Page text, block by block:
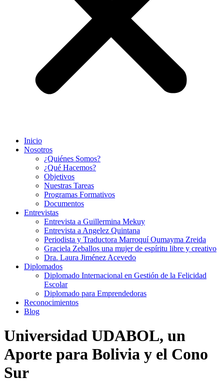
Inicio
Nosotros
¿Quiénes Somos?
¿Qué Hacemos?
Objetivos
Nuestras Tareas
Programas Formativos
Documentos
Entrevistas
Entrevista a Guillermina Mekuy
Entrevista a Angelez Quintana
Periodista y Traductora Marroquí Oumayma Zreida
Graciela Zeballos una mujer de espíritu libre y creativo
Dra. Laura Jiménez Acevedo
Diplomados
Diplomado Internacional en Gestión de la Felicidad
Escolar
Diplomado para Emprendedoras
Reconocimientos
Blog
Universidad UDABOL, un
Aporte para Bolivia y el Cono
Sur